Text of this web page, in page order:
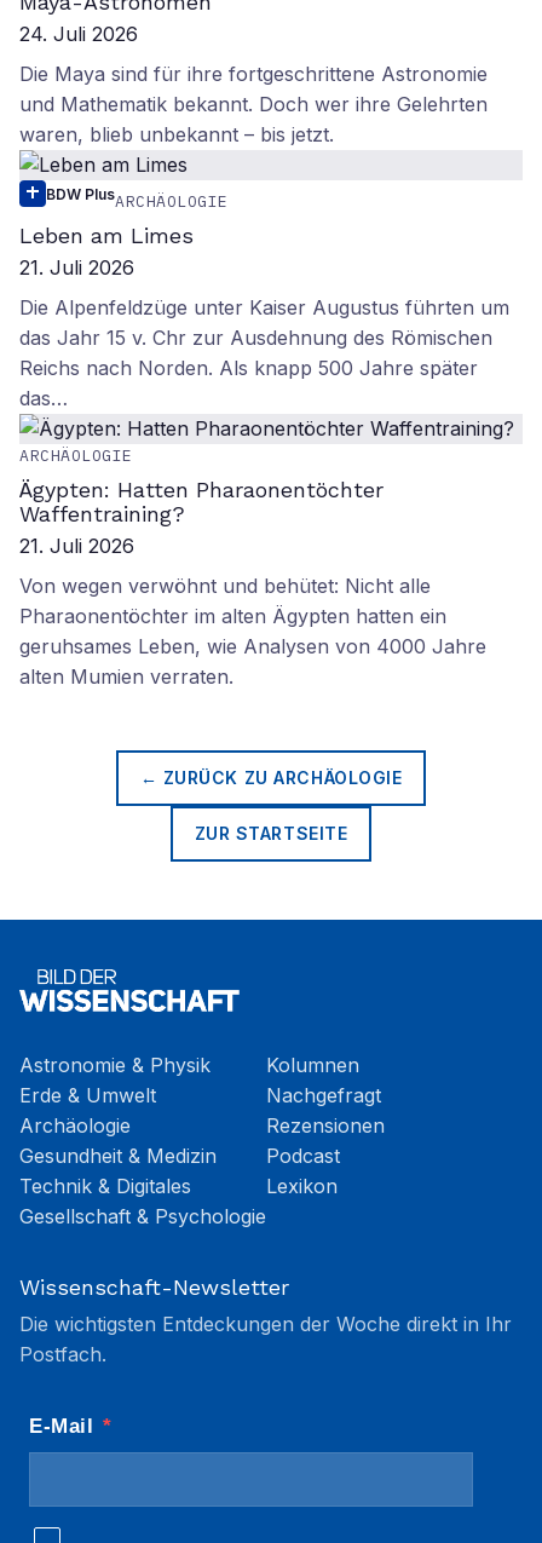
24. Juli 2026
Die Maya sind für ihre fortgeschrittene Astronomie
und Mathematik bekannt. Doch wer ihre Gelehrten
waren, blieb unbekannt – bis jetzt.
BDW PlusARCHÄOLOGIE
Leben am Limes
21. Juli 2026
Die Alpenfeldzüge unter Kaiser Augustus führten um
das Jahr 15 v. Chr zur Ausdehnung des Römischen
Reichs nach Norden. Als knapp 500 Jahre später
das…
ARCHÄOLOGIE
Ägypten: Hatten Pharaonentöchter
Waffentraining?
21. Juli 2026
Von wegen verwöhnt und behütet: Nicht alle
Pharaonentöchter im alten Ägypten hatten ein
geruhsames Leben, wie Analysen von 4000 Jahre
alten Mumien verraten.
← ZURÜCK ZUARCHÄOLOGIE
ZUR STARTSEITE
Astronomie & Physik
Erde & Umwelt
Archäologie
Gesundheit & Medizin
Technik & Digitales
Gesellschaft & Psychologie
Kolumnen
Nachgefragt
Rezensionen
Podcast
Lexikon
Wissenschaft-Newsletter
Die wichtigsten Entdeckungen der Woche direkt in Ihr
Postfach.